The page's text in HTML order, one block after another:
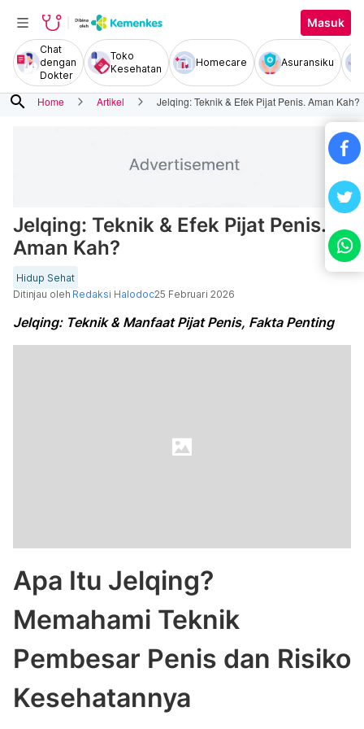
Masuk
Chat
dengan
Dokter
Toko
Kesehatan
Homecare Asuransiku
search Home Artikel Jelqing: Teknik & Efek Pijat Penis. Aman Kah?
Jelqing: Teknik & Efek Pijat Penis.
Aman Kah?
Hidup Sehat
Ditinjau oleh Redaksi Halodoc25 Februari 2026
Jelqing: Teknik & Manfaat Pijat Penis, Fakta Penting
Apa Itu Jelqing?
Memahami Teknik
Pembesar Penis dan Risiko
Kesehatannya